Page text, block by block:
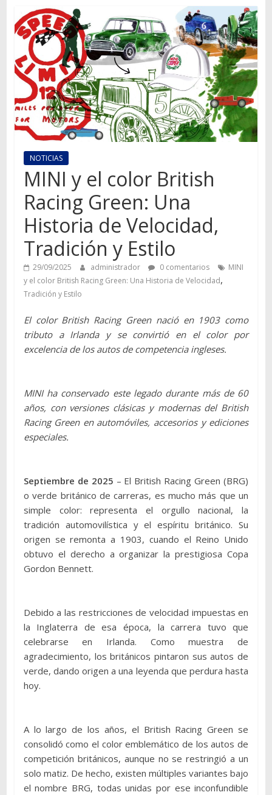
Autos,
camiones,
motos,
información
del
mundo
del
transporte
NOTICIAS
MINI y el color British
Racing Green: Una
Historia de Velocidad,
Tradición y Estilo
29/09/2025 administrador 0 comentarios
MINI
y el color British Racing Green: Una Historia de Velocidad,
Tradición y Estilo
El color British Racing Green nació en 1903 como
tributo a Irlanda y se convirtió en el color por
excelencia de los autos de competencia ingleses.
MINI ha conservado este legado durante más de 60
años, con versiones clásicas y modernas del British
Racing Green en automóviles, accesorios y ediciones
especiales.
Septiembre de 2025 – El British Racing Green (BRG)
o verde británico de carreras, es mucho más que un
simple color: representa el orgullo nacional, la
tradición automovilística y el espíritu británico. Su
origen se remonta a 1903, cuando el Reino Unido
obtuvo el derecho a organizar la prestigiosa Copa
Gordon Bennett.
Debido a las restricciones de velocidad impuestas en
la Inglaterra de esa época, la carrera tuvo que
celebrarse en Irlanda. Como muestra de
agradecimiento, los británicos pintaron sus autos de
verde, dando origen a una leyenda que perdura hasta
hoy.
A lo largo de los años, el British Racing Green se
consolidó como el color emblemático de los autos de
competición británicos, aunque no se restringió a un
solo matiz. De hecho, existen múltiples variantes bajo
el nombre BRG, todas unidas por ese inconfundible